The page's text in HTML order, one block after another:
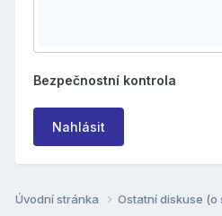
Bezpečnostní kontrola
Nahlásit
Úvodní stránka Ostatní diskuse (o